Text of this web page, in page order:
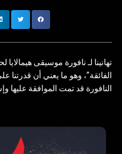
تهانينا لـ نافورة موسيقى
الفائقة”، وهو ما يعني أن قدرتنا
النافورة قد تمت الموافقة عليها